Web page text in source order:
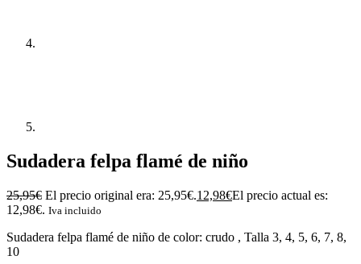
Sudadera felpa flamé de niño
25,95€ El precio original era: 25,95€.12,98€El precio actual es:
12,98€. Iva incluido
Sudadera felpa flamé de niño de color: crudo , Talla 3, 4, 5, 6, 7, 8,
10